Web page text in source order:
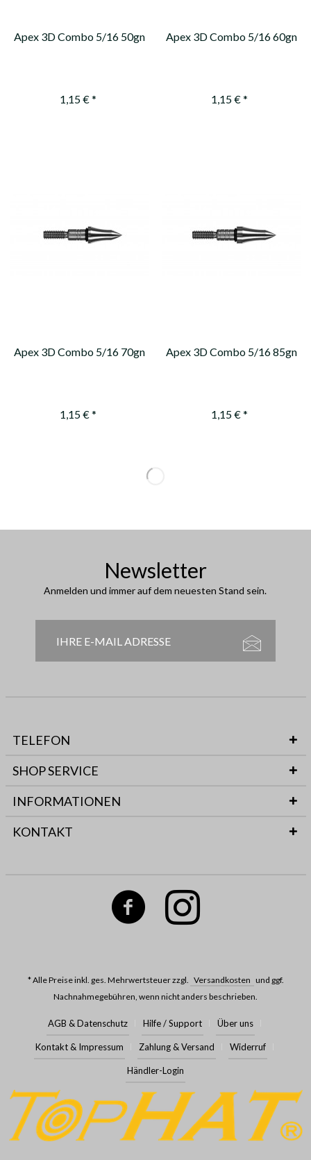
Apex 3D Combo 5/16 50gn
1,15 € *
Apex 3D Combo 5/16 60gn
1,15 € *
Apex 3D Combo 5/16 70gn
1,15 € *
Apex 3D Combo 5/16 85gn
1,15 € *
Newsletter
Anmelden und immer auf dem neuesten Stand sein.
TELEFON
SHOP SERVICE
INFORMATIONEN
KONTAKT
* Alle Preise inkl. ges. Mehrwertsteuer zzgl. Versandkosten und ggf.
Nachnahmegebühren, wenn nicht anders beschrieben.
AGB & Datenschutz Hilfe / Support Über uns
Kontakt & Impressum Zahlung & Versand Widerruf
Händler-Login